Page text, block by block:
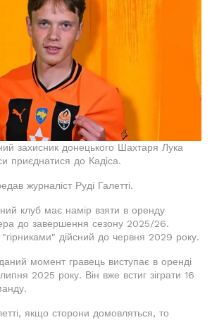
захисник донецького Шахтаря Лука
приєднатися до Кадіса.
журналіст Руді Галетті.
клуб має намір взяти в оренду
до завершення сезону 2025/26.
"гірниками" дійсний до червня 2029 року.
момент гравець виступає в оренді
2025 року. Він вже встиг зіграти 16
якщо сторони домовляться, то